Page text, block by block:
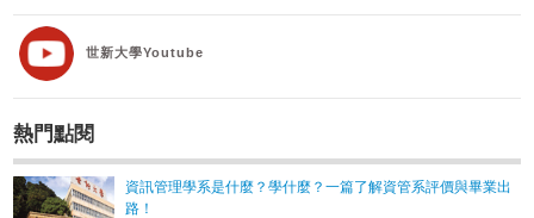
世新大學Youtube
熱門點閱
資訊管理學系是什麼？學什麼？一篇了解資管系評價與畢業出
路！